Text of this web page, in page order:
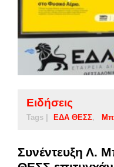
Ειδήσεις
Tags | ΕΔΑ ΘΕΣΣ
Συνέντευξη Λ.